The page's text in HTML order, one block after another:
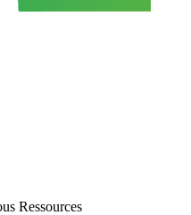
Ressources